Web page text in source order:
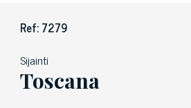
Ref: 7279
Sijainti
Toscana